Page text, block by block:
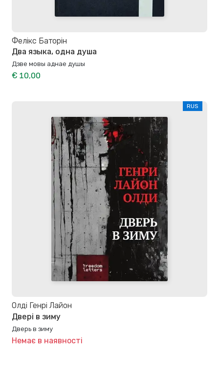
Фелікс Баторін
Два языка, одна душа
Дзве мовы аднае душы
€ 10,00
RUS
Олді Генрі Лайон
Двері в зиму
Дверь в зиму
Немає в наявності